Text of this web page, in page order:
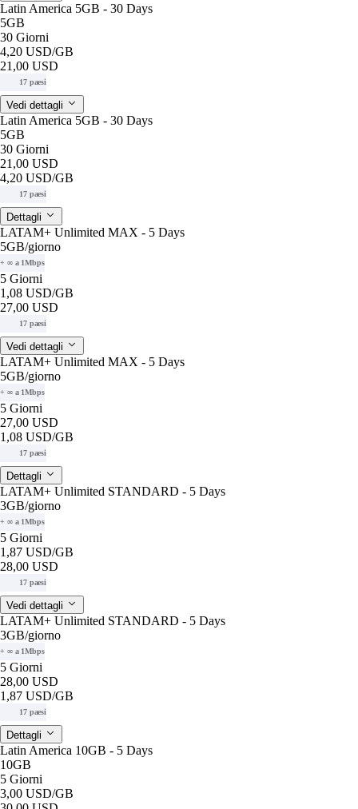
Latin America 5GB - 30 Days
5GB
30 Giorni
4,20 USD/GB
21,00 USD
17 paesi
Vedi dettagli
Latin America 5GB - 30 Days
5GB
30 Giorni
21,00 USD
4,20 USD/GB
17 paesi
Dettagli
LATAM+ Unlimited MAX - 5 Days
5GB/giorno
+ ∞ a 1Mbps
5 Giorni
1,08 USD/GB
27,00 USD
17 paesi
Vedi dettagli
LATAM+ Unlimited MAX - 5 Days
5GB/giorno
+ ∞ a 1Mbps
5 Giorni
27,00 USD
1,08 USD/GB
17 paesi
Dettagli
LATAM+ Unlimited STANDARD - 5 Days
3GB/giorno
+ ∞ a 1Mbps
5 Giorni
1,87 USD/GB
28,00 USD
17 paesi
Vedi dettagli
LATAM+ Unlimited STANDARD - 5 Days
3GB/giorno
+ ∞ a 1Mbps
5 Giorni
28,00 USD
1,87 USD/GB
17 paesi
Dettagli
Latin America 10GB - 5 Days
10GB
5 Giorni
3,00 USD/GB